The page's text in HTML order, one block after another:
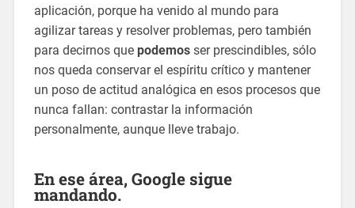
aplicación, porque ha venido al mundo para
agilizar tareas y resolver problemas, pero también
para decirnos que podemosser prescindibles, sólo
nos queda conservar el espíritu crítico y mantener
un poso de actitud analógica en esos procesos que
nunca fallan: contrastar la información
personalmente, aunque lleve trabajo.
En ese área, Googlesigue
mandando.